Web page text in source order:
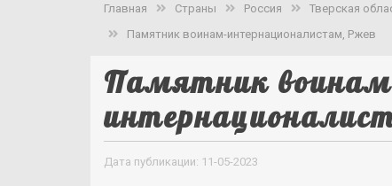
Главная Страны Россия Тверская
Памятник воинам-интернационалистам, Ржев
Памятник
Дата публикации: 11-05-2023